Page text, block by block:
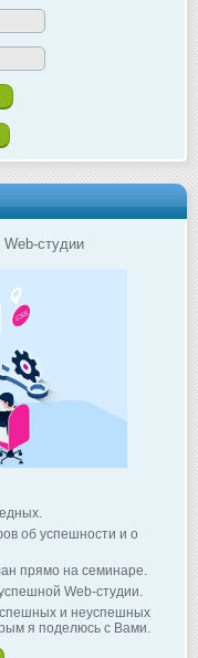
студии
об успешности и о
прямо на семинаре.
Web-студии.
и неуспешных
я поделюсь с Вами.